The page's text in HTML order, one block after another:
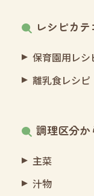
レシピカ
保育園用レシ
離乳食レシピ
調理区分か
主菜
汁物